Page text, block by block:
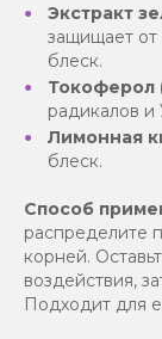
Экстракт
защищает от
блеск.
Токоферол
радикалов и
Лимонная
блеск.
Способ
распределите
корней.
воздействия,
Подходит для